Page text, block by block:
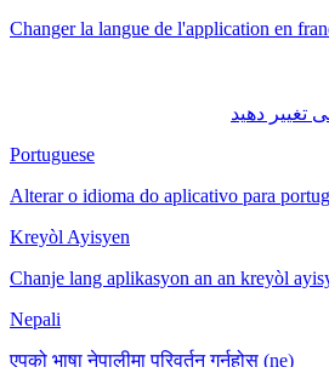
Changer la langue de l'application en
Portuguese
Alterar o idioma do aplicativo para
Kreyòl Ayisyen
Chanje lang aplikasyon an an kreyòl
Nepali
एपको भाषा नेपालीमा परिवर्तन गर्नुहोस् (ne)